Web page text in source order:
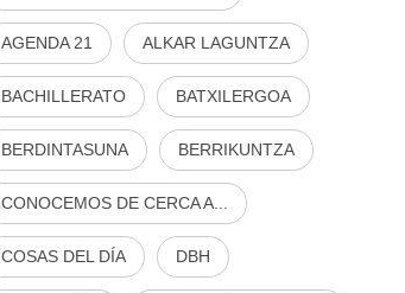
AGENDA 21 ALKAR LAGUNTZA
BACHILLERATO BATXILERGOA
BERDINTASUNA BERRIKUNTZA
CONOCEMOS DE CERCA A...
COSAS DEL DÍA DBH